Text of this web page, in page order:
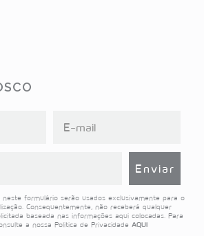
neste formulário serão usados exclusivamente para o
Consequentemente, não receberá qualquer
baseada nas informações aqui colocadas. Para
a nossa Politica de Privacidade AQUI